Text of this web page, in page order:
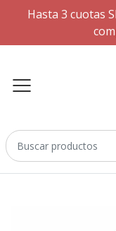
Hasta 3 cuotas